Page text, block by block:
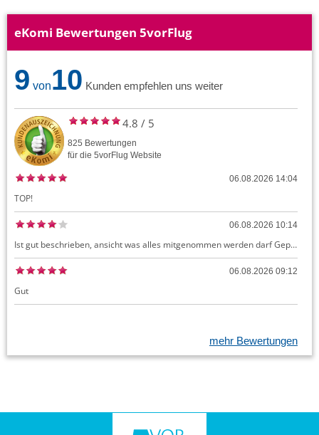
eKomi Bewertungen 5vorFlug
9 von10 Kunden empfehlen uns weiter
4.8 / 5
825 Bewertungen
für die 5vorFlug Website
06.08.2026 14:04
TOP!
06.08.2026 10:14
Ist gut beschrieben, ansicht was alles mitgenommen werden darf Gepäck dürfte auch kostenloses Handgepäck umfassen, ansonsten sehr easy zu machen
06.08.2026 09:12
Gut
mehr Bewertungen